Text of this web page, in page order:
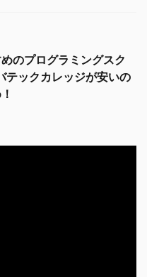
のプログラミングスク
テックカレッジが安いの